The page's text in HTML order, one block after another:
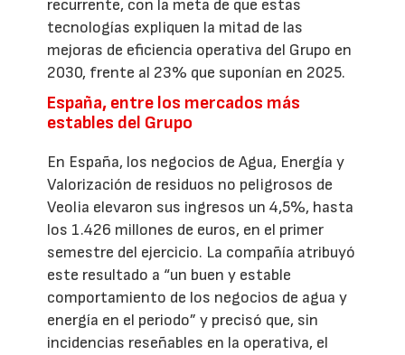
recurrente, con la meta de que estas
tecnologías expliquen la mitad de las
mejoras de eficiencia operativa del Grupo en
2030, frente al 23% que suponían en 2025.
España, entre los mercados más
estables del Grupo
En España, los negocios de Agua, Energía y
Valorización de residuos no peligrosos de
Veolia elevaron sus ingresos un 4,5%, hasta
los 1.426 millones de euros, en el primer
semestre del ejercicio. La compañía atribuyó
este resultado a “un buen y estable
comportamiento de los negocios de agua y
energía en el periodo” y precisó que, sin
incidencias reseñables en la operativa, el